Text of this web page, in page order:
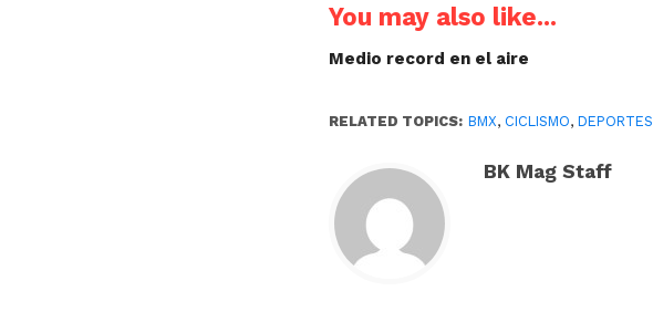
You may also like...
Medio record en el aire
RELATED TOPICS: BMX, CICLISMO,DEPORTES
BK Mag Staff